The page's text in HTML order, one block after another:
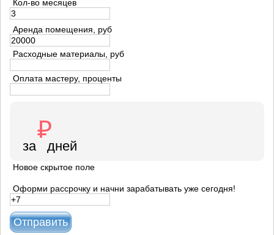
Кол-во месяцев
Аренда помещения, руб
Расходные материалы, руб
Оплата мастеру, проценты
Новое скрытое поле
Оформи рассрочку и начни зарабатывать уже сегодня!
Отправить